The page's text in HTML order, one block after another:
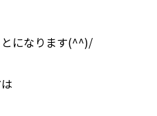
とになります(^^)/